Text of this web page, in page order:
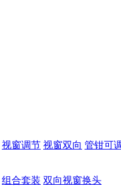
视窗调节 视窗双向 管钳可
组合套装 双向视窗换头